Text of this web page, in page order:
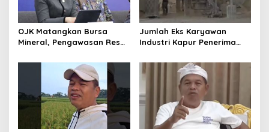
OJK Matangkan Bursa
Mineral, Pengawasan Resmi
Jumlah Eks Karyawan
Industri Kapur Penerima
Bertambah, KDM: Kita
Identifikasi